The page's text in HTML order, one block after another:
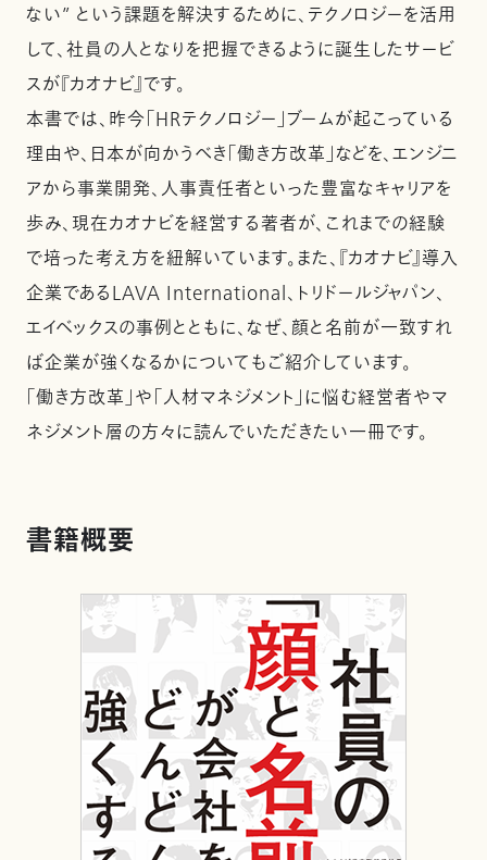
ない” という課題を解決するために、テクノロジーを活用
して、社員の人となりを把握できるように誕生したサービ
スが『カオナビ』です。
本書では、昨今「HRテクノロジー」ブームが起こっている
理由や、日本が向かうべき「働き方改革」などを、エンジニ
アから事業開発、人事責任者といった豊富なキャリアを
歩み、現在カオナビを経営する著者が、これまでの経験
で培った考え方を紐解いています。また、『カオナビ』導入
企業であるLAVA International、トリドールジャパン、
エイベックスの事例とともに、なぜ、顔と名前が一致すれ
ば企業が強くなるかについてもご紹介しています。
「働き方改革」や「人材マネジメント」に悩む経営者やマ
ネジメント層の方々に読んでいただきたい一冊です。
書籍概要